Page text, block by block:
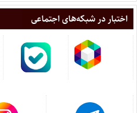
اختبار در شبکه‌های اجتماعی